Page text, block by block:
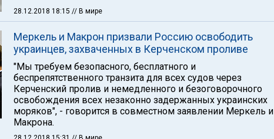
28.12.2018 18:15 // В мире
Меркель и Макрон призвали Россию освободить
украинцев, захваченных в Керченском проливе
"Мы требуем безопасного, бесплатного и
беспрепятственного транзита для всех судов через
Керченский пролив и немедленного и безоговорочного
освобождения всех незаконно задержанных украинских
моряков", - говорится в совместном заявлении Меркель и
Макрона.